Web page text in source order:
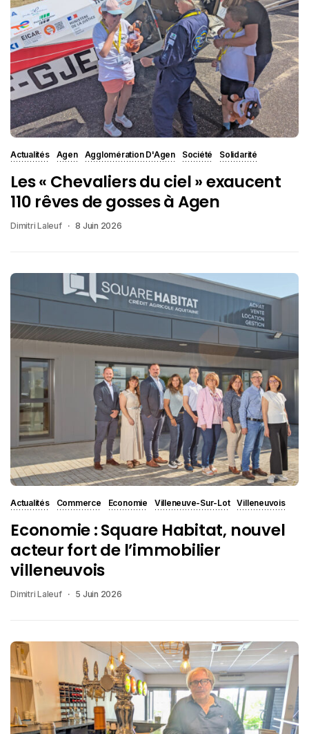
Actualités Agen Agglomération D'Agen Société Solidarité
Les « Chevaliers du ciel » exaucent
110 rêves de gosses à Agen
Dimitri Laleuf 8 Juin 2026
Actualités Commerce Economie Villeneuve-Sur-Lot Villeneuvois
Economie : Square Habitat, nouvel
acteur fort de l’immobilier
villeneuvois
Dimitri Laleuf 5 Juin 2026